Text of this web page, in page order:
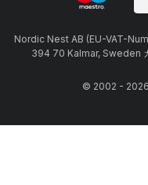
Nordic Nest AB (EU-VAT-
394 70 Kalmar, Sweden
© 2002 -